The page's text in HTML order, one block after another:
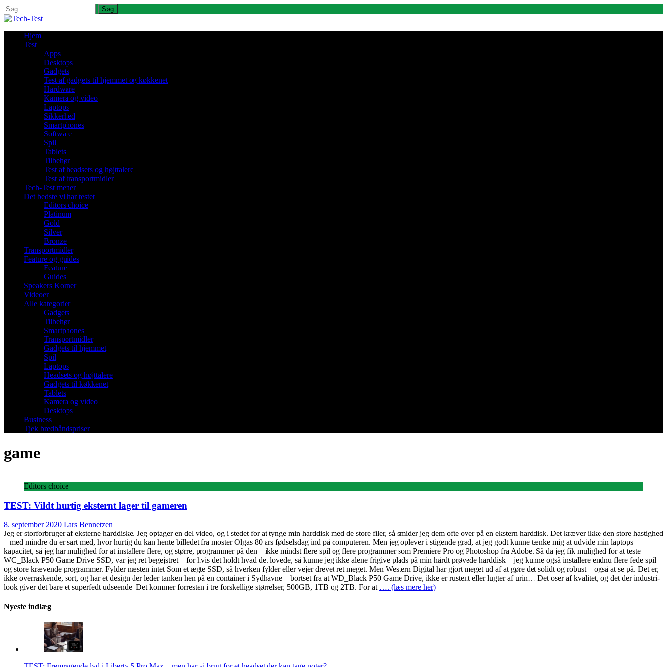
Søg
efter:
Hjem
Test
Apps
Desktops
Gadgets
Test af gadgets til hjemmet og køkkenet
Hardware
Kamera og video
Laptops
Sikkerhed
Smartphones
Software
Spil
Tablets
Tilbehør
Test af headsets og højttalere
Test af transportmidler
Tech-Test mener
Det bedste vi har testet
Editors choice
Platinum
Gold
Silver
Bronze
Transportmidler
Feature og guides
Feature
Guides
Speakers Korner
Videoer
Alle kategorier
Gadgets
Tilbehør
Smartphones
Transportmidler
Gadgets til hjemmet
Spil
Laptops
Headsets og højttalere
Gadgets til køkkenet
Tablets
Kamera og video
Desktops
Business
Tjek bredbåndspriser
game
Editors choice
TEST: Vildt hurtig eksternt lager til gameren
8. september 2020 Lars Bennetzen
Jeg er storforbruger af eksterne harddiske. Jeg optager en del video, og i stedet for at tynge min harddisk med de store filer, så smider jeg dem ofte over på en ekstern harddisk. Det kræver ikke den store hastighed
– med mindre du er sart med, hvor hurtig du kan hente billedet fra moster Olgas 80 års fødselsdag ind på computeren. Men jeg oplever i stigende grad, at jeg godt kunne tænke mig at udvide min laptops
kapacitet, så jeg har mulighed for at installere flere, og større, programmer på den – ikke mindst flere spil og flere programmer som Premiere Pro og Photoshop fra Adobe. Så da jeg fik mulighed for at teste
WC_Black P50 Game Drive SSD, var jeg ret begejstret – for hvis det holdt hvad det lovede, så kunne jeg ikke alene frigive plads på min hårdt prøvede harddisk – jeg kunne også installere endnu flere fede spil
og store krævende programmer. Fylder næsten intet Som et ægte SSD, så hverken fylder eller vejer drevet ret meget. Men Western Digital har gjort meget ud af at gøre det solidt og robust – også at se på. Det er,
ikke overraskende, sort, og har et design der leder tanken hen på en container i Sydhavne – bortset fra at WD_Black P50 Game Drive, ikke er rustent eller lugter af urin… Det oser af kvalitet, og det der industri-
look giver det bare et superfedt udseende. Det kommer forresten i tre forskellige størrelser, 500GB, 1TB og 2TB. For at …. (læs mere her)
Nyeste indlæg